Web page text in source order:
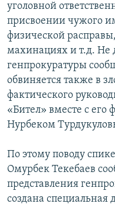
уголовной
присвоении чужого
физической
махинациях и т.д. Не
генпрокуратуры
обвиняется также в
фактического
«Бител» вместе с
Нурбеком
По этому поводу
Омурбек Текебаев
представления
создана специальная